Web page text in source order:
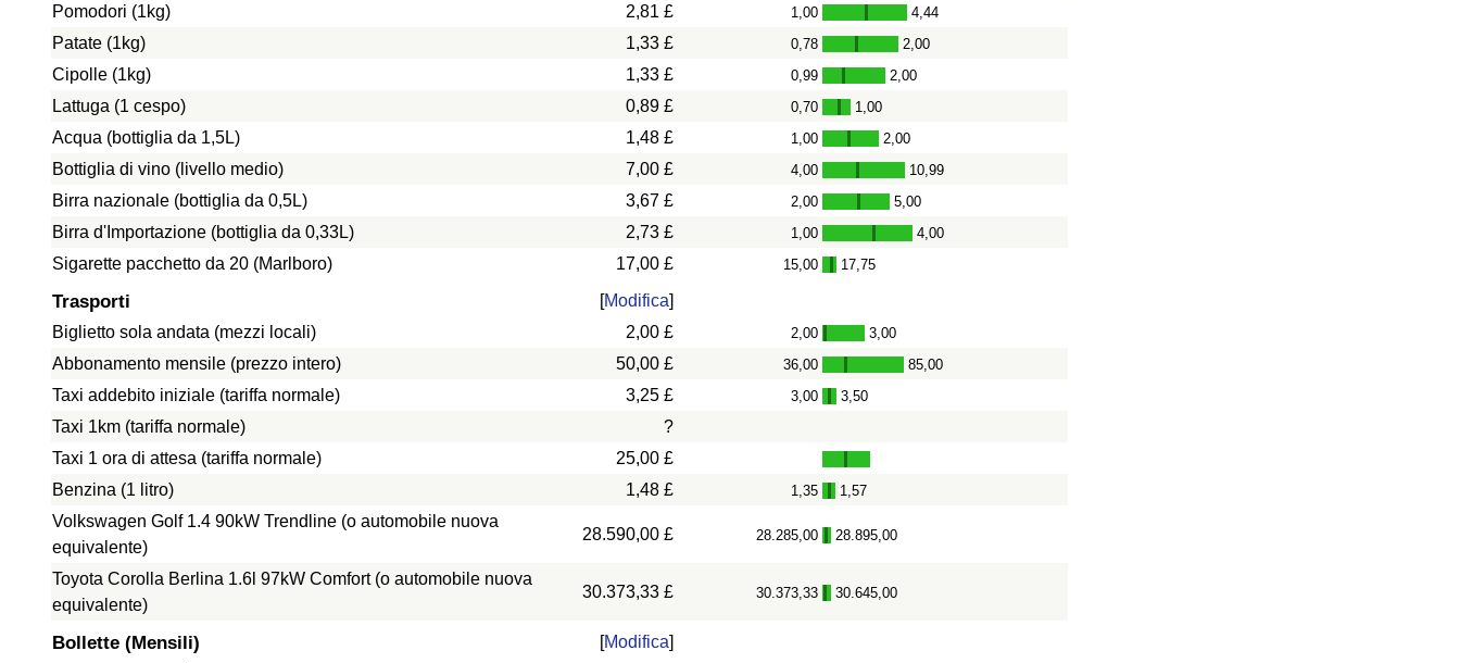
Pomodori (1kg) 2,81 £ 1,00 - 4,44
Patate (1kg) 1,33 £ 0,78 - 2,00
Cipolle (1kg) 1,33 £ 0,99 - 2,00
Lattuga (1 cespo) 0,89 £ 0,70 - 1,00
Acqua (bottiglia da 1,5L) 1,48 £ 1,00 - 2,00
Bottiglia di vino (livello medio) 7,00 £ 4,00 - 10,99
Birra nazionale (bottiglia da 0,5L) 3,67 £ 2,00 - 5,00
Birra d'Importazione (bottiglia da 0,33L) 2,73 £ 1,00 - 4,00
Sigarette pacchetto da 20 (Marlboro) 17,00 £ 15,00 - 17,75
Trasporti [Modifica]
Biglietto sola andata (mezzi locali)
2,00 £ 2,00 - 3,00
Abbonamento mensile (prezzo intero) 50,00 £ 36,00 - 85,00
Taxi addebito iniziale (tariffa normale) 3,25 £ 3,00 - 3,50
Taxi 1km (tariffa normale)
?
Taxi 1 ora di attesa (tariffa normale)
25,00 £
Benzina (1 litro)
1,48 £ 1,35 - 1,57
Volkswagen Golf 1.4 90kW Trendline (o automobile nuova
equivalente)
28.590,00 £ 28.285,00 - 28.895,00
Toyota Corolla Berlina 1.6l 97kW Comfort (o automobile nuova
equivalente)
30.373,33 £ 30.373,33 - 30.645,00
Bollette (Mensili) [Modifica]